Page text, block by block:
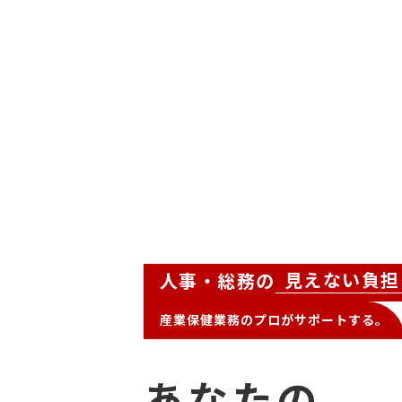
人事・総務の 見えない負担
産業保健業務のプロがサポートする。